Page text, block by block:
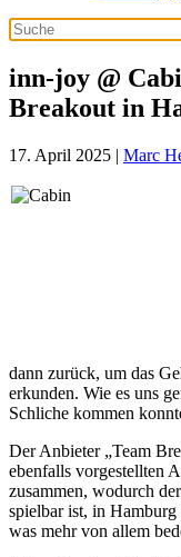
inn-joy @
Breakout in
17. April 2025 | Marc
dann zurück, um das
erkunden. Wie es uns
Schliche kommen
Der Anbieter „Team
ebenfalls vorgestellten
zusammen, wodurch
spielbar ist, in
was mehr von allem